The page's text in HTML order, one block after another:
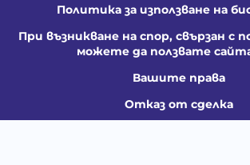
Политика за използване на
При възникване на спор, свързан с
можете да ползвате
Вашите права
Отказ от сделка